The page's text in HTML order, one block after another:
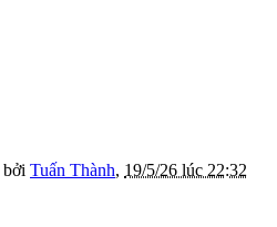
bởi Tuấn Thành, 19/5/26 lúc 22:32